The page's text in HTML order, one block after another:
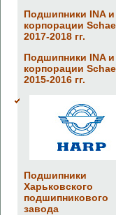
Подшипники INA и
корпорации
2017-2018 гг.
Подшипники INA и
корпорации
2015-2016 гг.
Подшипники
Харьковского
подшипникового
завода